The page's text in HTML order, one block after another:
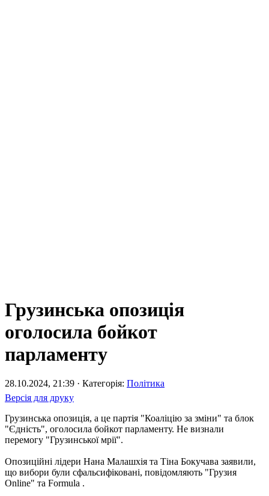
Грузинська опозиція
оголосила бойкот
парламенту
28.10.2024, 21:39 · Категорія: Політика
Версія для друку
Грузинська опозиція, а це партія "Коаліцію за зміни" та блок
"Єдність", оголосила бойкот парламенту. Не визнали
перемогу "Грузинської мрії".
Опозиційні лідери Нана Малашхія та Тіна Бокучава заявили,
що вибори були сфальсифіковані, повідомляють "Грузия
Online" та Formula .